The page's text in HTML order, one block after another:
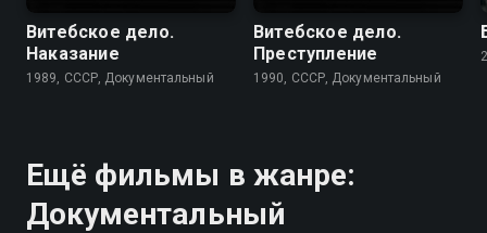
Витебское дело.
Наказание
1989, СССР, Документальный
Витебское дело.
Преступление
1990, СССР, Документальный
Ещё фильмы в жанре:
Документальный